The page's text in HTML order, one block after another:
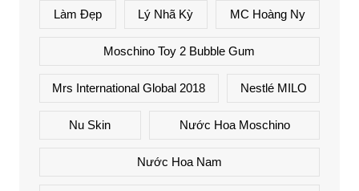
Làm Đẹp Lý Nhã Kỳ MC Hoàng Ny
Moschino Toy 2 Bubble Gum
Mrs International Global 2018 Nestlé MILO
Nu Skin Nước Hoa Moschino
Nước Hoa Nam